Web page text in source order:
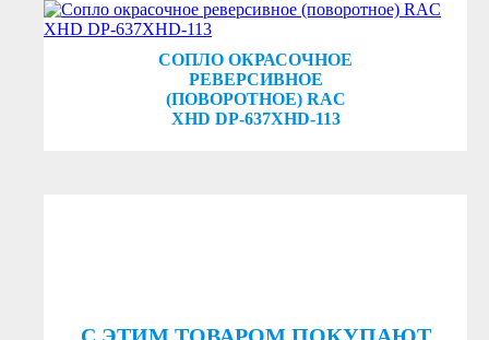
СОПЛО ОКРАСОЧНОЕ
РЕВЕРСИВНОЕ
(ПОВОРОТНОЕ) RAC
XHD DP-637XHD-113